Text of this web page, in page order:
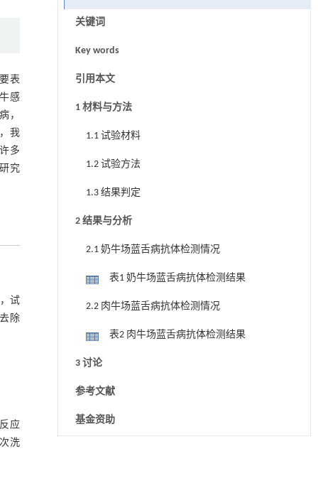
表
感
，
我
多
究
试
除
应
洗
关键词
Key words
引用本文
1 材料与方法
1.1 试验材料
1.2 试验方法
1.3 结果判定
2 结果与分析
2.1 奶牛场蓝舌病抗体检测情况
表1 奶牛场蓝舌病抗体检测结果
2.2 肉牛场蓝舌病抗体检测情况
表2 肉牛场蓝舌病抗体检测结果
3 讨论
参考文献
基金资助